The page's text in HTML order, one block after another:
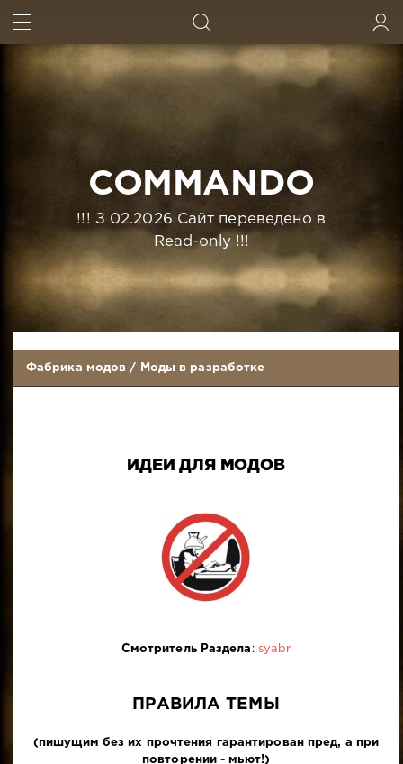
COMMANDO
!!! З 02.2026 Сайт переведено в
Read-only !!!
Фабрика модов / Моды в разработке
ИДЕИ ДЛЯ МОДОВ
Смотритель Раздела : syabr
ПРАВИЛА ТЕМЫ
(пишущим без их прочтения гарантирован пред, а при
повторении - мьют!)